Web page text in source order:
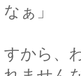
なぁ」
「ま
すから、